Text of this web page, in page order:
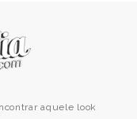
aquele look